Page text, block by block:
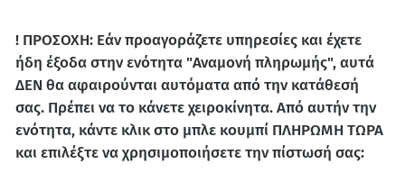
! ΠΡΟΣΟΧΗ: Εάν προαγοράζετε υπηρεσίες και έχετε
ήδη έξοδα στην ενότητα "Αναμονή πληρωμής", αυτά
ΔΕΝ θα αφαιρούνται αυτόματα από την κατάθεσή
σας. Πρέπει να το κάνετε χειροκίνητα. Από αυτήν την
ενότητα, κάντε κλικ στο μπλε κουμπί ΠΛΗΡΩΜΗ ΤΩΡΑ
και επιλέξτε να χρησιμοποιήσετε την πίστωσή σας: